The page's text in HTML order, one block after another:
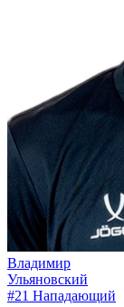
Владимир
Ульяновский
#21 Нападающий